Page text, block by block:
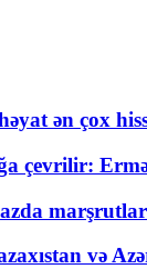
ən çox
çevrilir:
və